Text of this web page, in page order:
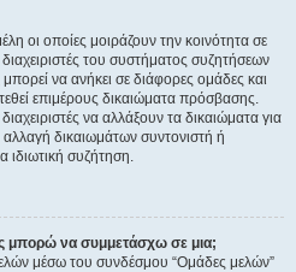
οι οποίες μοιράζουν την κοινότητα σε
του συστήματος συζητήσεων
να ανήκει σε διάφορες ομάδες και
επιμέρους δικαιώματα πρόσβασης.
να αλλάξουν τα δικαιώματα για
δικαιωμάτων συντονιστή ή
συζήτηση.
μπορώ να συμμετάσχω σε μια;
μέσω του συνδέσμου “Ομάδες μελών”